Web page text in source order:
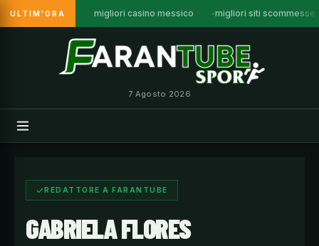
ULTIM'ORA migliori casino messico migliori siti scommesse
7 Agosto 2026
REDATTORE A FARANTUBE
GABRIELA FLORES